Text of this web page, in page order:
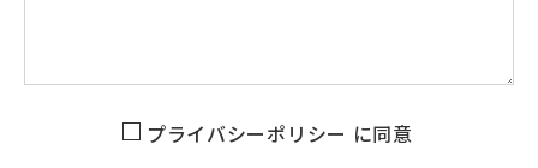
プライバシーポリシー に同意